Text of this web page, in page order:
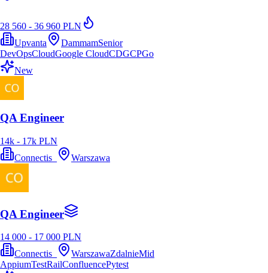
28 560 - 36 960 PLN
Upvanta
DammamSenior
DevOpsCloudGoogle CloudCDGCPGo
New
QA Engineer
14k - 17k PLN
Connectis_
Warszawa
QA Engineer
14 000 - 17 000 PLN
Connectis_
WarszawaZdalnieMid
AppiumTestRailConfluencePytest